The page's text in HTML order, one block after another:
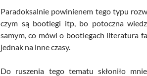
Paradoksalnie powinienem tego typu
czym są bootlegi itp, bo potoczna
samym, co mówi o bootlegach literatura
jednak na inne czasy.
Do ruszenia tego tematu skłoniło